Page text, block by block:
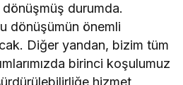
durumda.
dönüşümün önemli
Diğer yandan, bizim tüm
birinci koşulumuz
hizmet